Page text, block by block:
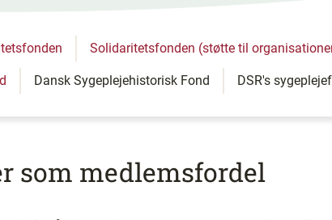
Solidaritetsfonden (støtte til
Dansk Sygeplejehistorisk Fond DSR's
som medlemsfordel